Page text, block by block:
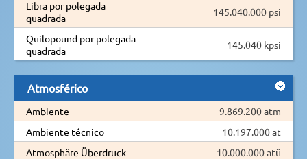
Libra por polegada
quadrada
145.040.000 psi
Quilopound por polegada
quadrada
145.040 kpsi
Atmosférico
Ambiente
9.869.200 atm
Ambiente técnico
10.197.000 at
Atmosphäre Überdruck
10.000.000 atü